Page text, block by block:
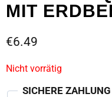
MIT
€6.49
Nicht vorrätig
SICHERE ZAHLUNG